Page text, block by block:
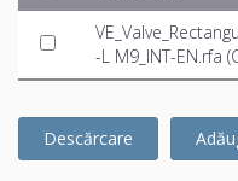
-L M9_INT-EN.rfa (
Descărcare